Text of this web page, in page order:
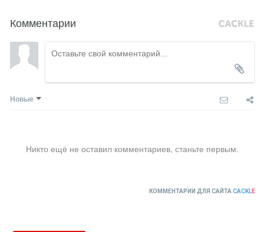
Комментарии
Новые
Никто ещё не оставил комментариев, станьте первым.
КОММЕНТАРИИ ДЛЯ САЙТА CACKLE